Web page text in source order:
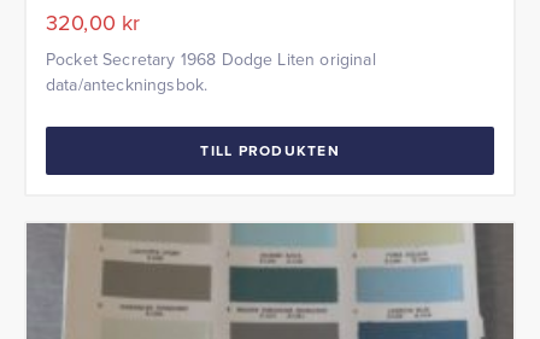
320,00 kr
Pocket Secretary 1968 Dodge Liten original
data/anteckningsbok.
TILL PRODUKTEN